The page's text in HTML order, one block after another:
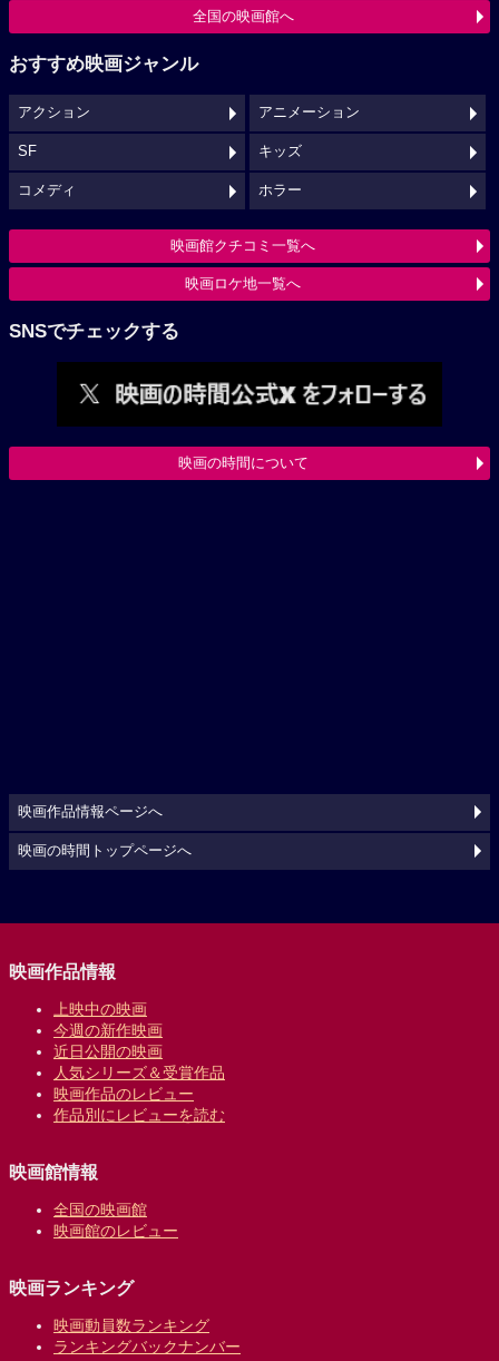
全国の映画館へ
おすすめ映画ジャンル
アクション アニメーション
SF キッズ
コメディ ホラー
映画館クチコミ一覧へ
映画ロケ地一覧へ
SNSでチェックする
映画の時間について
映画作品情報ページへ
映画の時間トップページへ
映画作品情報
上映中の映画
今週の新作映画
近日公開の映画
人気シリーズ＆受賞作品
映画作品のレビュー
作品別にレビューを読む
映画館情報
全国の映画館
映画館のレビュー
映画ランキング
映画動員数ランキング
ランキングバックナンバー